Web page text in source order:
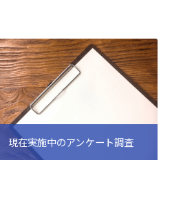
現在実施中のアンケート調査